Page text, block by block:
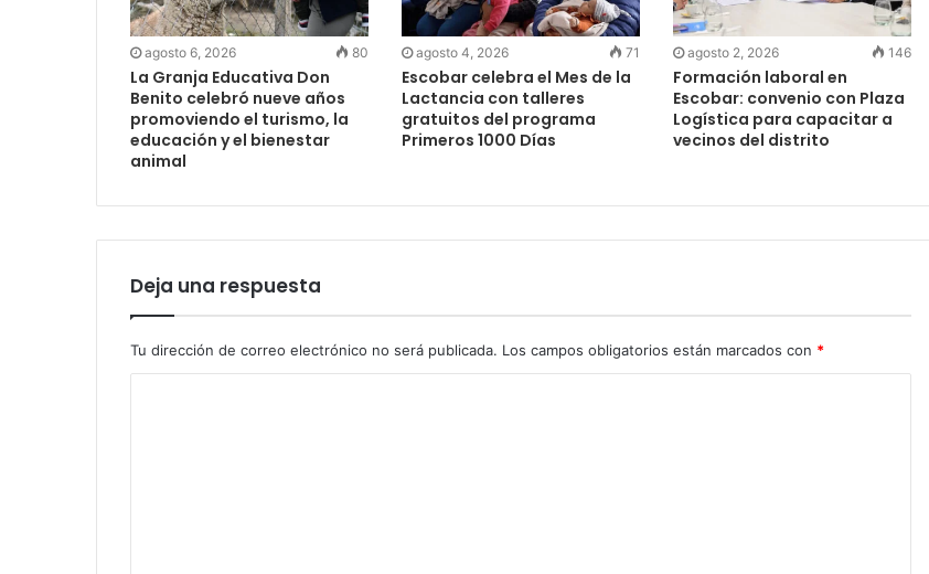
agosto 6, 2026 80
La Granja Educativa Don
Benito celebró nueve años
promoviendo el turismo, la
educación y el bienestar
animal
agosto 4, 2026 71
Escobar celebra el Mes de la
Lactancia con talleres
gratuitos del programa
Primeros 1000 Días
agosto 2, 2026 146
Formación laboral en
Escobar: convenio con Plaza
Logística para capacitar a
vecinos del distrito
Deja una respuesta
Tu dirección de correo electrónico no será publicada. Los campos obligatorios están marcados con *